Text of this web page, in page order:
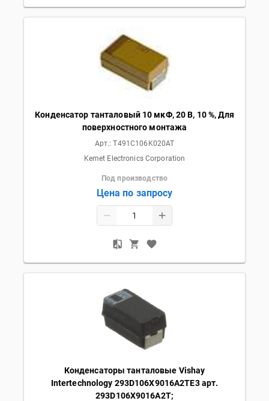
Конденсатор танталовый 10 мкФ, 20 В, 10 %, Для
поверхностного монтажа
Арт.:T491C106K020AT
Kemet Electronics Corporation
Под производство
Цена по запросу
Конденсаторы танталовые Vishay
Intertechnology 293D106X9016A2TE3 арт.
293D106X9016A2T;